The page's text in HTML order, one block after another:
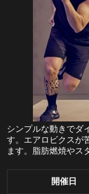
シンプルな動きでダ
す。エアロビクスが
ます。脂肪燃焼やス
開催日